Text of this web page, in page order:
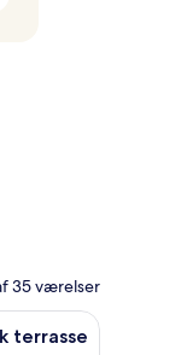
14 - aug. 16
35 værelser
to senge, et
terrasse